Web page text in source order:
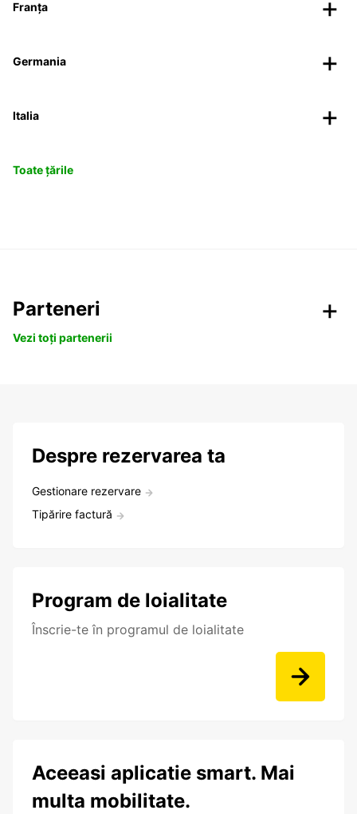
Franța
Germania
Italia
Toate țările
Parteneri
Vezi toți partenerii
Despre rezervarea ta
Gestionare rezervare
Tipărire factură
Program de loialitate
Înscrie-te în programul de loialitate
Aceeasi aplicatie smart. Mai
multa mobilitate.